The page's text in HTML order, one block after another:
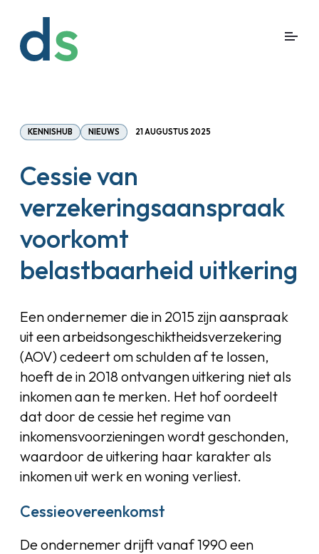
KENNISHUB NIEUWS 21 AUGUSTUS 2025
Cessie van
verzekeringsaanspraak
voorkomt
belastbaarheid uitkering
Een ondernemer die in 2015 zijn aanspraak
uit een arbeidsongeschiktheidsverzekering
(AOV) cedeert om schulden af te lossen,
hoeft de in 2018 ontvangen uitkering niet als
inkomen aan te merken. Het hof oordeelt
dat door de cessie het regime van
inkomensvoorzieningen wordt geschonden,
waardoor de uitkering haar karakter als
inkomen uit werk en woning verliest.
Cessieovereenkomst
De ondernemer drijft vanaf 1990 een